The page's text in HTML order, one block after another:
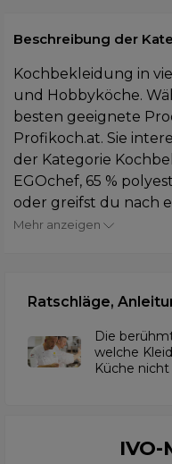
Beschreibung der
Kochbekleidung in
und Hobbyköche.
besten geeignete
Profikoch.at. Sie
der Kategorie
EGOchef, 65 %
oder greifst du nach
Mehr anzeigen
Ratschläge,
Die
welche
Küche nicht